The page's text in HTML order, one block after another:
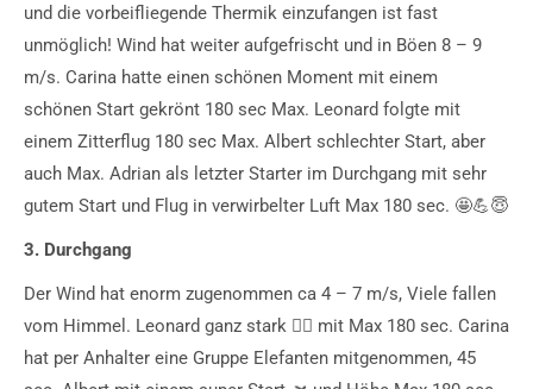
und die vorbeifliegende Thermik einzufangen ist fast
unmöglich! Wind hat weiter aufgefrischt und in Böen 8 – 9
m/s. Carina hatte einen schönen Moment mit einem
schönen Start gekrönt 180 sec Max. Leonard folgte mit
einem Zitterflug 180 sec Max. Albert schlechter Start, aber
auch Max. Adrian als letzter Starter im Durchgang mit sehr
gutem Start und Flug in verwirbelter Luft Max 180 sec. 🤩💪😇
3. Durchgang
Der Wind hat enorm zugenommen ca 4 – 7 m/s, Viele fallen
vom Himmel. Leonard ganz stark 🏋️‍♀️ mit Max 180 sec. Carina
hat per Anhalter eine Gruppe Elefanten mitgenommen, 45